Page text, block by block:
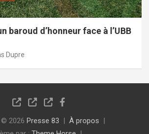
baroud d’honneur face à l’UBB
Dupre
2026 Presse 83
À propos